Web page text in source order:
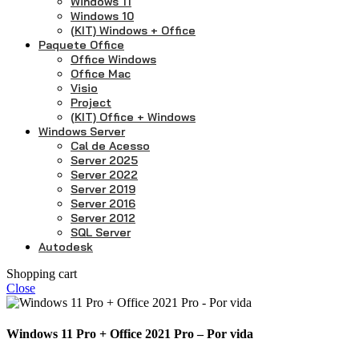
Windows 10
(KIT) Windows + Office
Paquete Office
Office Windows
Office Mac
Visio
Project
(KIT) Office + Windows
Windows Server
Cal de Acesso
Server 2025
Server 2022
Server 2019
Server 2016
Server 2012
SQL Server
Autodesk
Shopping cart
Close
Windows 11 Pro + Office 2021 Pro – Por vida